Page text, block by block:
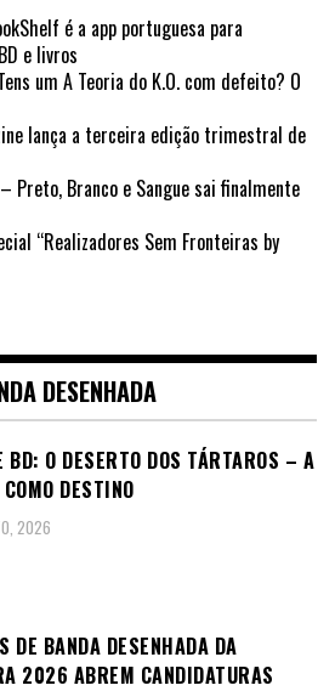
é a app portuguesa para
e livros
um A Teoria do K.O. com defeito? O
lança a terceira edição trimestral de
Preto, Branco e Sangue sai finalmente
“Realizadores Sem Fronteiras by
DESENHADA
BD: O DESERTO DOS TÁRTAROS – A
DESTINO
2026
DE BANDA DESENHADA DA
2026 ABREM CANDIDATURAS